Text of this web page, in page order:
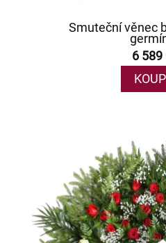
Smuteční věnec
6 589